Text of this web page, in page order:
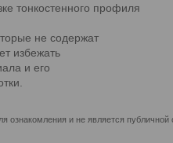
тонкостенного профиля
не содержат
избежать
и его
ознакомления и не является